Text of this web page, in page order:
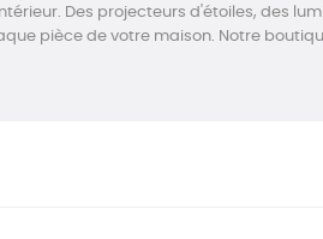
Des projecteurs d'étoiles, des
pièce de votre maison. Notre